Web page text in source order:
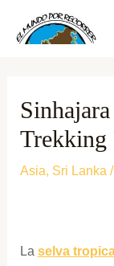
Trekking
Asia, Sri Lanka
La selva